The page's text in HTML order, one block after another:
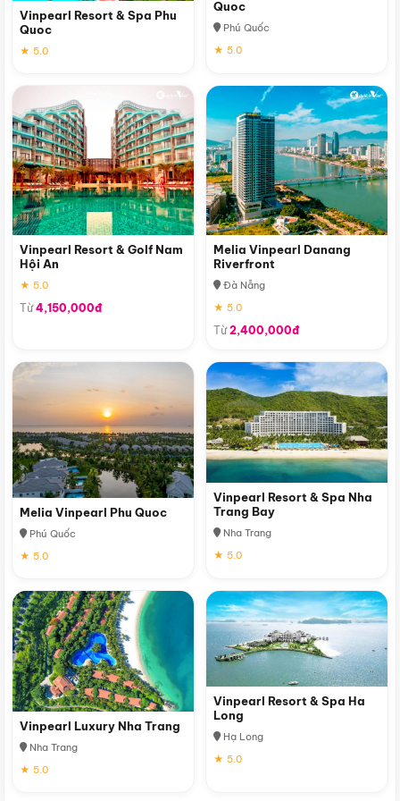
Vinpearl Resort & Spa Phu
Quoc
★ 5.0
Quoc
Phú Quốc
★ 5.0
Vinpearl Resort & Golf Nam
Hội An
★ 5.0
Từ4,150,000đ
Melia Vinpearl Danang
Riverfront
Đà Nẵng
★ 5.0
Từ2,400,000đ
Melia Vinpearl Phu Quoc
Phú Quốc
★ 5.0
Vinpearl Resort & Spa Nha
Trang Bay
Nha Trang
★ 5.0
Vinpearl Luxury Nha Trang
Nha Trang
★ 5.0
Vinpearl Resort & Spa Ha
Long
Hạ Long
★ 5.0